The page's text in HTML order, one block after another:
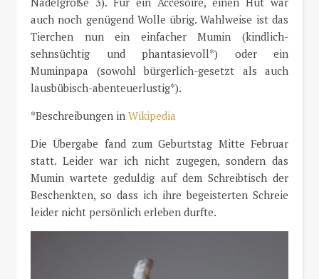
auch noch genügend Wolle übrig. Wahlweise ist das
Tierchen nun ein einfacher Mumin (kindlich-
sehnsüchtig und phantasievoll*) oder ein
Muminpapa (sowohl bürgerlich-gesetzt als auch
lausbübisch-abenteuerlustig*).
*Beschreibungen in Wikipedia
Die Übergabe fand zum Geburtstag Mitte Februar
statt. Leider war ich nicht zugegen, sondern das
Mumin wartete geduldig auf dem Schreibtisch der
Beschenkten, so dass ich ihre begeisterten Schreie
leider nicht persönlich erleben durfte.